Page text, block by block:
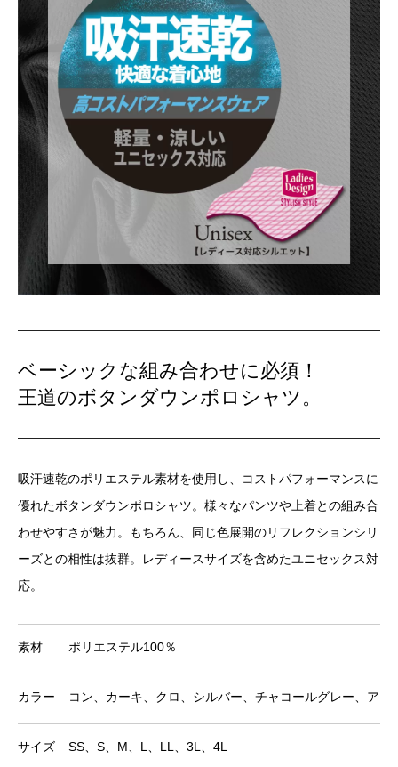
ベーシックな組み合わせに必須！
王道のボタンダウンポロシャツ。
吸汗速乾のポリエステル素材を使用し、コストパフォーマンスに
優れたボタンダウンポロシャツ。様々なパンツや上着との組み合
わせやすさが魅力。もちろん、同じ色展開のリフレクションシリ
ーズとの相性は抜群。レディースサイズを含めたユニセックス対
応。
素材 ポリエステル100％
カラー コン、カーキ、クロ、シルバー、チャコールグレー、ア
サイズ SS、S、M、L、LL、3L、4L